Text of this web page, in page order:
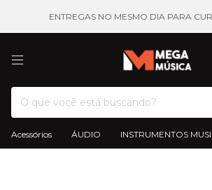
ENTREGAS NO MESMO DIA PARA
Acessórios ÁUDIO INSTRUMENTOS